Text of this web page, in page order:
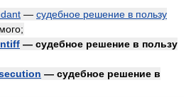
— судебное решение в пользу
— судебное решение в пользу
— судебное решение в